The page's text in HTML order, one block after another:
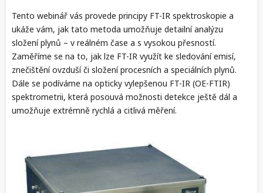
Tento webinář vás provede principy FT-IR spektroskopie a
ukáže vám, jak tato metoda umožňuje detailní analýzu
složení plynů – v reálném čase a s vysokou přesností.
Zaměříme se na to, jak lze FT-IR využít ke sledování emisí,
znečištění ovzduší či složení procesních a speciálních plynů.
Dále se podíváme na opticky vylepšenou FT-IR (OE-FTIR)
spektrometrii, která posouvá možnosti detekce ještě dál a
umožňuje extrémně rychlá a citlivá měření.